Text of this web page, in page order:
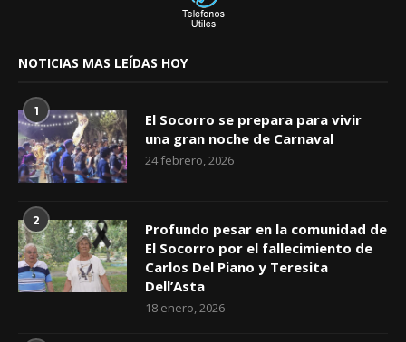
NOTICIAS MAS LEÍDAS HOY
1
El Socorro se prepara para vivir
una gran noche de Carnaval
24 febrero, 2026
2
Profundo pesar en la comunidad de
El Socorro por el fallecimiento de
Carlos Del Piano y Teresita
Dell’Asta
18 enero, 2026